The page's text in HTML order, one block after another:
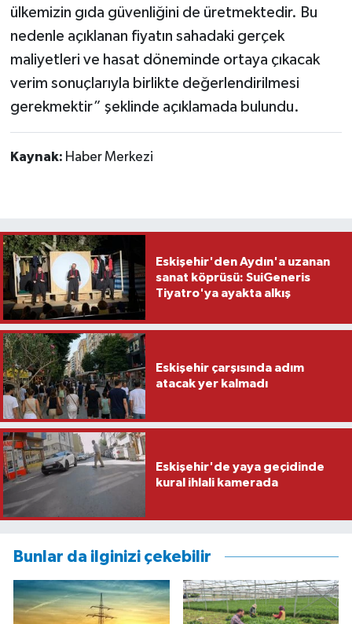
ülkemizin gıda güvenliğini de üretmektedir. Bu
nedenle açıklanan fiyatın sahadaki gerçek
maliyetleri ve hasat döneminde ortaya çıkacak
verim sonuçlarıyla birlikte değerlendirilmesi
gerekmektir” şeklinde açıklamada bulundu.
Kaynak: Haber Merkezi
Eskişehir'den Aydın'a uzanan
sanat köprüsü: SuiGeneris
Tiyatro'ya ayakta alkış
Eskişehir çarşısında adım
atacak yer kalmadı
Eskişehir'de yaya geçidinde
kural ihlali kamerada
Bunlar da ilginizi çekebilir